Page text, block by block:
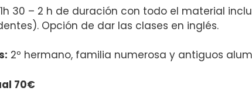
30 – 2 h de duración con todo el material
Opción de dar las clases en inglés.
2º hermano, familia numerosa y antiguos
70€